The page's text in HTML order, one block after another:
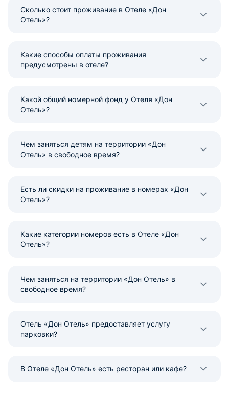
Сколько стоит проживание в Отеле «Дон
Отель»?
Какие способы оплаты проживания
предусмотрены в отеле?
Какой общий номерной фонд у Отеля «Дон
Отель»?
Чем заняться детям на территории «Дон
Отель» в свободное время?
Есть ли скидки на проживание в номерах «Дон
Отель»?
Какие категории номеров есть в Отеле «Дон
Отель»?
Чем заняться на территории «Дон Отель» в
свободное время?
Отель «Дон Отель» предоставляет услугу
парковки?
В Отеле «Дон Отель» есть ресторан или кафе?